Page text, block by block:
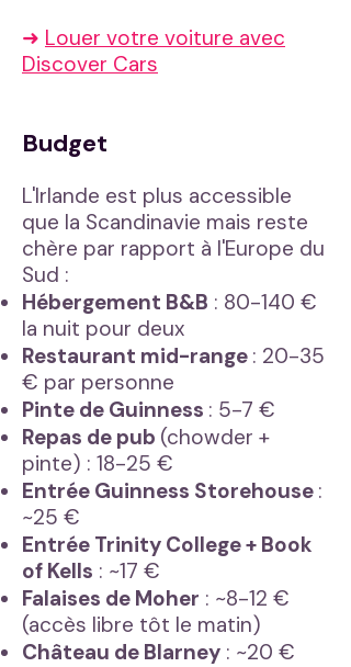
➜ Louer votre voiture avec
Discover Cars
Budget
L'Irlande est plus accessible
que la Scandinavie mais reste
chère par rapport à l'Europe du
Sud :
Hébergement B&B : 80-140 €
la nuit pour deux
Restaurant mid-range : 20-35
€ par personne
Pinte de Guinness : 5-7 €
Repas de pub (chowder +
pinte) : 18-25 €
Entrée Guinness Storehouse :
~25 €
Entrée Trinity College + Book
of Kells : ~17 €
Falaises de Moher : ~8-12 €
(accès libre tôt le matin)
Château de Blarney : ~20 €